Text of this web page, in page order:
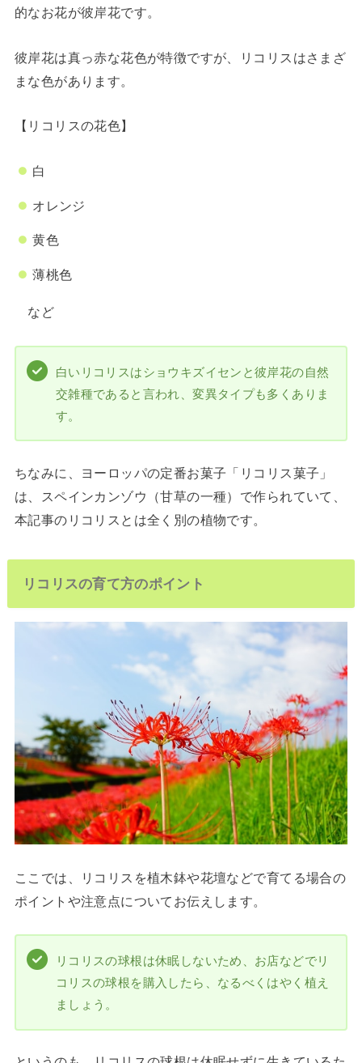
的なお花が彼岸花です。
彼岸花は真っ赤な花色が特徴ですが、リコリスはさまざ
まな色があります。
【リコリスの花色】
白
オレンジ
黄色
薄桃色
など
白いリコリスはショウキズイセンと彼岸花の自然
交雑種であると言われ、変異タイプも多くありま
す。
ちなみに、ヨーロッパの定番お菓子「リコリス菓子」
は、スペインカンゾウ（甘草の一種）で作られていて、
本記事のリコリスとは全く別の植物です。
リコリスの育て方のポイント
ここでは、リコリスを植木鉢や花壇などで育てる場合の
ポイントや注意点についてお伝えします。
リコリスの球根は休眠しないため、お店などでリ
コリスの球根を購入したら、なるべくはやく植え
ましょう。